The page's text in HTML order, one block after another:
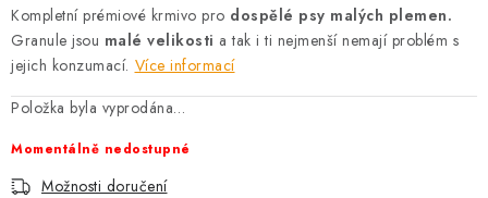
Kontakt Možnosti dopravy
Hodnocení obchodu
Věrnostní slevy
Kompletní prémiové krmivo pro dospělé psy malých plemen.
Granule jsou malé velikosti a tak i ti nejmenší nemají problém s
jejich konzumací. Více informací
Položka byla vyprodána…
Momentálně nedostupné
Možnosti doručení